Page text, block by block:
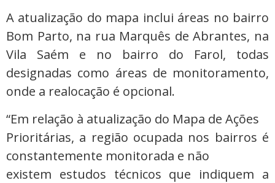
A atualização do mapa inclui áreas no bairro
Bom Parto, na rua Marquês de Abrantes, na
Vila Saém e no bairro do Farol, todas
designadas como áreas de monitoramento,
onde a realocação é opcional.
“Em relação à atualização do Mapa de Ações
Prioritárias, a região ocupada nos bairros é
constantemente monitorada e não
existem estudos técnicos que indiquem a